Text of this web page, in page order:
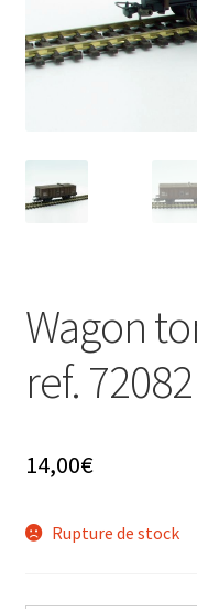
Évènements à venir
Wagon
ref. 72082
14,00€
Rupture de stock